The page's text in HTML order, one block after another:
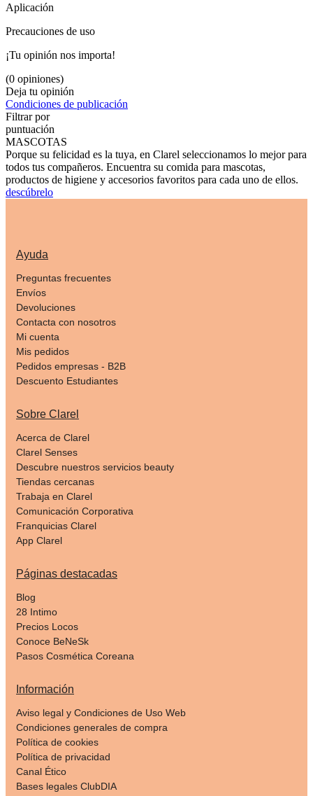
Aplicación
Precauciones de uso
¡Tu opinión nos importa!
(0 opiniones)
Deja tu opinión
Condiciones de publicación
Filtrar por
puntuación
MASCOTAS
Porque su felicidad es la tuya, en Clarel seleccionamos lo mejor para
todos tus compañeros. Encuentra su comida para mascotas,
productos de higiene y accesorios favoritos para cada uno de ellos.
descúbrelo
Ayuda
Preguntas frecuentes
Envíos
Devoluciones
Contacta con nosotros
Mi cuenta
Mis pedidos
Pedidos empresas - B2B
Descuento Estudiantes
Sobre Clarel
Acerca de Clarel
Clarel Senses
Descubre nuestros servicios beauty
Tiendas cercanas
Trabaja en Clarel
Comunicación Corporativa
Franquicias Clarel
App Clarel
Páginas destacadas
Blog
28 Intimo
Precios Locos
Conoce BeNeSk
Pasos Cosmética Coreana
Información
Aviso legal y Condiciones de Uso Web
Condiciones generales de compra
Política de cookies
Política de privacidad
Canal Ético
Bases legales ClubDIA